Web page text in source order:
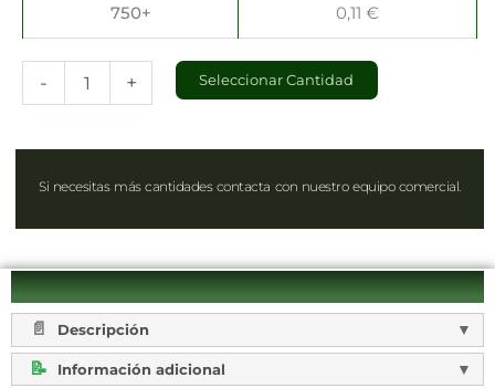
750+ 0,11€
- + Seleccionar Cantidad
Si necesitas más cantidades contacta con nuestro equipo comercial.
Descripción
Información adicional